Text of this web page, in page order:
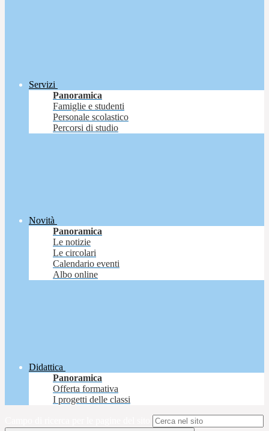
Servizi
Panoramica
Famiglie e studenti
Personale scolastico
Percorsi di studio
Novità
Panoramica
Le notizie
Le circolari
Calendario eventi
Albo online
Didattica
Panoramica
Offerta formativa
I progetti delle classi